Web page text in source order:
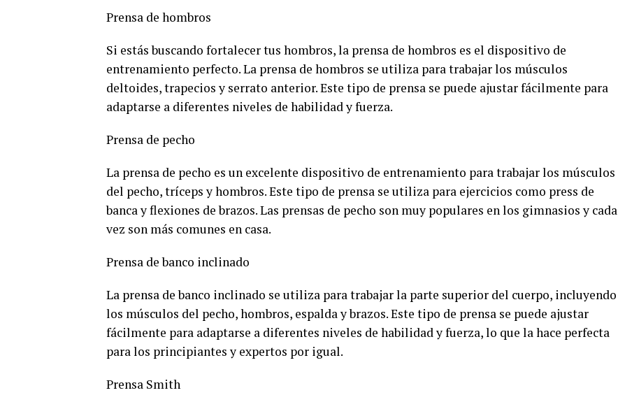
Prensa de hombros
Si estás buscando fortalecer tus hombros, la prensa de hombros es el dispositivo de
entrenamiento perfecto. La prensa de hombros se utiliza para trabajar los músculos
deltoides, trapecios y serrato anterior. Este tipo de prensa se puede ajustar fácilmente para
adaptarse a diferentes niveles de habilidad y fuerza.
Prensa de pecho
La prensa de pecho es un excelente dispositivo de entrenamiento para trabajar los músculos
del pecho, tríceps y hombros. Este tipo de prensa se utiliza para ejercicios como press de
banca y flexiones de brazos. Las prensas de pecho son muy populares en los gimnasios y cada
vez son más comunes en casa.
Prensa de banco inclinado
La prensa de banco inclinado se utiliza para trabajar la parte superior del cuerpo, incluyendo
los músculos del pecho, hombros, espalda y brazos. Este tipo de prensa se puede ajustar
fácilmente para adaptarse a diferentes niveles de habilidad y fuerza, lo que la hace perfecta
para los principiantes y expertos por igual.
Prensa Smith